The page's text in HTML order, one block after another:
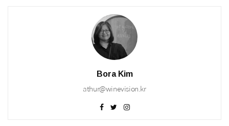
Bora Kim
athur@winevision.kr